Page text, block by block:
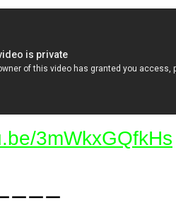
3mWkxGQfkHs
ーーー